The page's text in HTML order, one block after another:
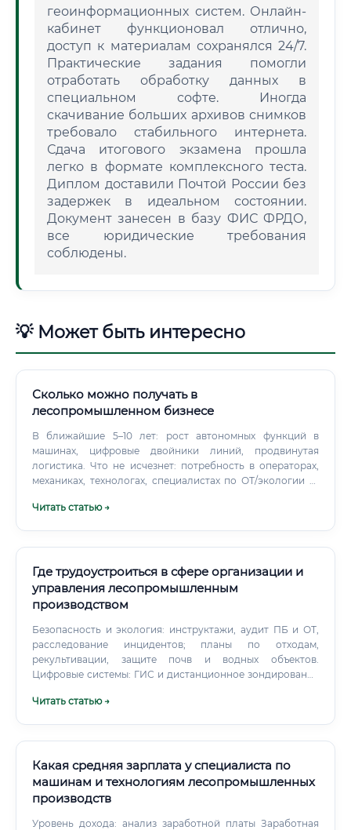
геоинформационных систем. Онлайн-
кабинет функционовал отлично,
доступ к материалам сохранялся 24/7.
Практические задания помогли
отработать обработку данных в
специальном софте. Иногда
скачивание больших архивов снимков
требовало стабильного интернета.
Сдача итогового экзамена прошла
легко в формате комплексного теста.
Диплом доставили Почтой России без
задержек в идеальном состоянии.
Документ занесен в базу ФИС ФРДО,
все юридические требования
соблюдены.
💡 Может быть интересно
Сколько можно получать в
лесопромышленном бизнесе
В ближайшие 5–10 лет: рост автономных функций в
машинах, цифровые двойники линий, продвинутая
логистика. Что не исчезнет: потребность в операторах,
механиках, технологах, специалистах по ОТ/экологии —
контроль опасных операций. Что изменится: снизится
Читать статью →
Где трудоустроиться в сфере организации и
управления лесопромышленным
производством
Безопасность и экология: инструктажи, аудит ПБ и ОТ,
расследование инцидентов; планы по отходам,
рекультивации, защите почв и водных объектов.
Цифровые системы: ГИС и дистанционное зондирование
телематика, мобильные чек-листы, Power BI.
Читать статью →
Какая средняя зарплата у специалиста по
машинам и технологиям лесопромышленных
производств
Уровень дохода: анализ заработной платы Заработная